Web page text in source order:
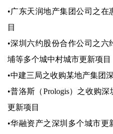
•广东天润地产集团公司之
目
•深圳六约股份合作公司之
埔等多个城中村城市更新项目
•中建三局之收购某地产集团
•普洛斯（Prologis）之收购
更新项目
•华融资产之深圳多个城市